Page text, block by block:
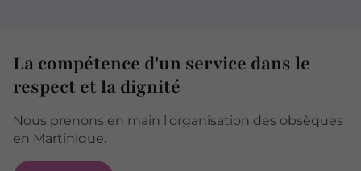
La compétence d'un service dans le
respect et la dignité
Nous prenons en main l'organisation des obsèques
en Martinique.